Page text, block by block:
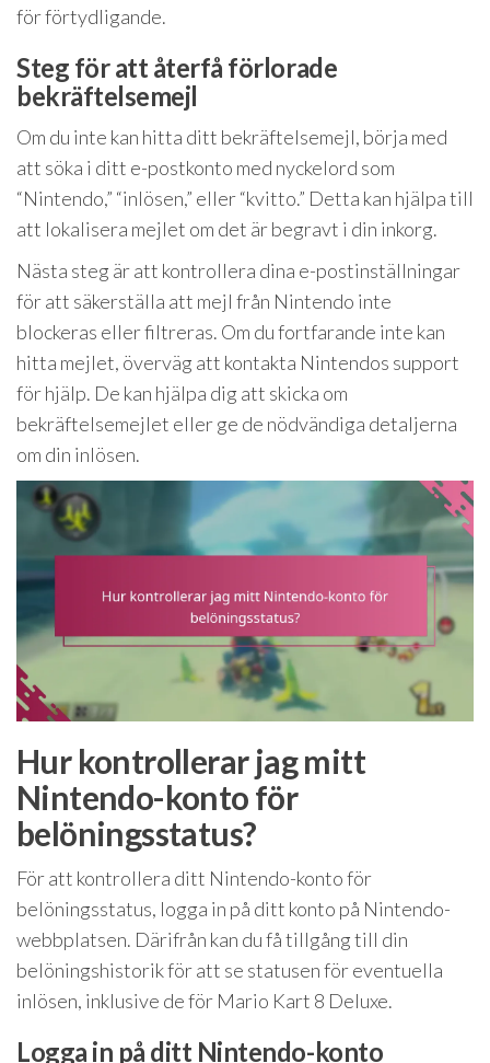
för förtydligande.
Steg för att återfå förlorade
bekräftelsemejl
Om du inte kan hitta ditt bekräftelsemejl, börja med
att söka i ditt e-postkonto med nyckelord som
“Nintendo,” “inlösen,” eller “kvitto.” Detta kan hjälpa till
att lokalisera mejlet om det är begravt i din inkorg.
Nästa steg är att kontrollera dina e-postinställningar
för att säkerställa att mejl från Nintendo inte
blockeras eller filtreras. Om du fortfarande inte kan
hitta mejlet, överväg att kontakta Nintendos support
för hjälp. De kan hjälpa dig att skicka om
bekräftelsemejlet eller ge de nödvändiga detaljerna
om din inlösen.
Hur kontrollerar jag mitt
Nintendo-konto för
belöningsstatus?
För att kontrollera ditt Nintendo-konto för
belöningsstatus, logga in på ditt konto på Nintendo-
webbplatsen. Därifrån kan du få tillgång till din
belöningshistorik för att se statusen för eventuella
inlösen, inklusive de för Mario Kart 8 Deluxe.
Logga in på ditt Nintendo-konto